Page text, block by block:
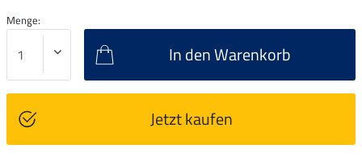
Menge:
In den Warenkorb
Jetzt kaufen